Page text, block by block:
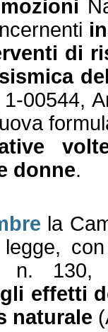
mozioni
di
00544,
donne.
la
n.
effetti
naturale